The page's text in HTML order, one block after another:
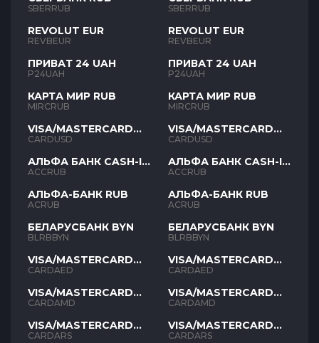
SBERRUB
REVOLUT EUR
REVBEUR
ПРИВАТ 24 UAH
P24UAH
КАРТА МИР RUB
MIRCRUB
VISA/MASTERCARD
USD
CARDUSD
АЛЬФА БАНК CASH-IN
RUB
ACCRUB
АЛЬФА-БАНК RUB
ACRUB
БЕЛАРУСБАНК BYN
BLRBBYN
VISA/MASTERCARD
AED
CARDAED
VISA/MASTERCARD
AMD
CARDAMD
VISA/MASTERCARD
ARS
CARDARS
SBERRUB
REVOLUT EUR
REVBEUR
ПРИВАТ 24 UAH
P24UAH
КАРТА МИР RUB
MIRCRUB
VISA/MASTERCARD
USD
CARDUSD
АЛЬФА БАНК CASH-IN
RUB
ACCRUB
АЛЬФА-БАНК RUB
ACRUB
БЕЛАРУСБАНК BYN
BLRBBYN
VISA/MASTERCARD
AED
CARDAED
VISA/MASTERCARD
AMD
CARDAMD
VISA/MASTERCARD
ARS
CARDARS